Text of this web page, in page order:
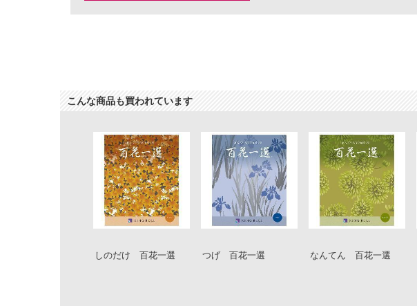
こんな商品も買われています
しのだけ 百花一選 つげ 百花一選 なんてん 百花一選